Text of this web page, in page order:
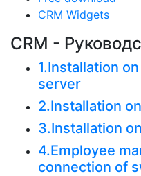
CRM Widgets
CRM -
1.Installation
server
2.Installation
3.Installation
4.Employee
connection of